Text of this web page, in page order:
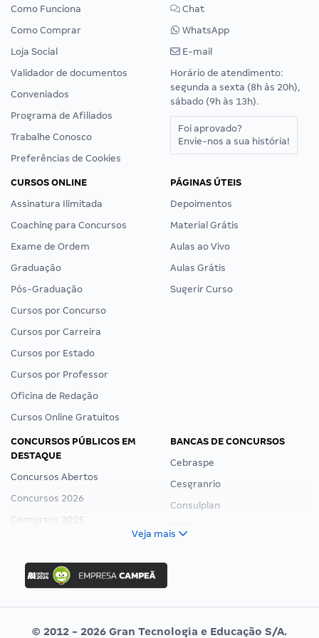
Como Funciona
Como Comprar
Loja Social
Validador de documentos
Conveniados
Programa de Afiliados
Trabalhe Conosco
Preferências de Cookies
Chat
WhatsApp
E-mail
Horário de atendimento:
segunda a sexta (8h às 20h),
sábado (9h às 13h).
Foi aprovado?
Envie-nos a sua história!
CURSOS ONLINE
Assinatura Ilimitada
Coaching para Concursos
Exame de Ordem
Graduação
Pós-Graduação
Cursos por Concurso
Cursos por Carreira
Cursos por Estado
Cursos por Professor
Oficina de Redação
Cursos Online Gratuitos
PÁGINAS ÚTEIS
Depoimentos
Material Grátis
Aulas ao Vivo
Aulas Grátis
Sugerir Curso
CONCURSOS PÚBLICOS EM
DESTAQUE
Concursos Abertos
Concursos 2026
Concursos 2025
Concurso Ibama
Concurso MPU
Editais publicados
BANCAS DE CONCURSOS
Cebraspe
Cesgranrio
Consulplan
Vunesp
Veja mais
© 2012 - 2026 Gran Tecnologia e Educação S/A.